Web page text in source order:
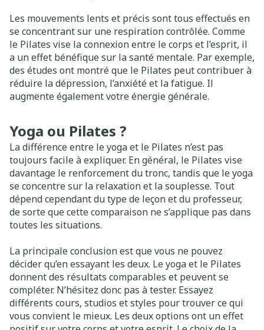
Les mouvements lents et précis sont tous effectués en
se concentrant sur une respiration contrôlée. Comme
le Pilates vise la connexion entre le corps et l’esprit, il
a un effet bénéfique sur la santé mentale. Par exemple,
des études ont montré que le Pilates peut contribuer à
réduire la dépression, l’anxiété et la fatigue. Il
augmente également votre énergie générale.
Yoga ou Pilates ?
La différence entre le yoga et le Pilates n’est pas
toujours facile à expliquer. En général, le Pilates vise
davantage le renforcement du tronc, tandis que le yoga
se concentre sur la relaxation et la souplesse. Tout
dépend cependant du type de leçon et du professeur,
de sorte que cette comparaison ne s’applique pas dans
toutes les situations.
La principale conclusion est que vous ne pouvez
décider qu’en essayant les deux. Le yoga et le Pilates
donnent des résultats comparables et peuvent se
compléter. N’hésitez donc pas à tester. Essayez
différents cours, studios et styles pour trouver ce qui
vous convient le mieux. Les deux options ont un effet